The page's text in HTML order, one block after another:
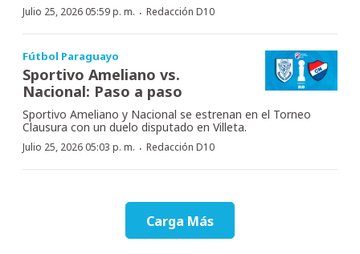
Julio 25, 2026 05:59 p. m. · Redacción D10
Fútbol Paraguayo
Sportivo Ameliano vs.
Nacional: Paso a paso
Sportivo Ameliano y Nacional se estrenan en el Torneo
Clausura con un duelo disputado en Villeta.
Julio 25, 2026 05:03 p. m. · Redacción D10
Carga Más